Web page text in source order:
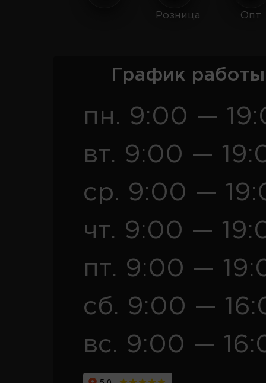
Розница Опт
График
пн. 9:00 —
вт. 9:00 —
ср. 9:00 —
чт. 9:00 —
пт. 9:00 —
сб. 9:00 —
вс. 9:00 —